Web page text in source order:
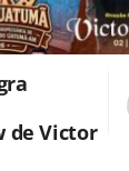
de Victor